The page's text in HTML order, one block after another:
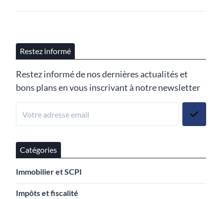
Restez informé
Restez informé de nos dernières actualités et
bons plans en vous inscrivant à notre newsletter
Catégories
Immobilier et SCPI
Impôts et fiscalité